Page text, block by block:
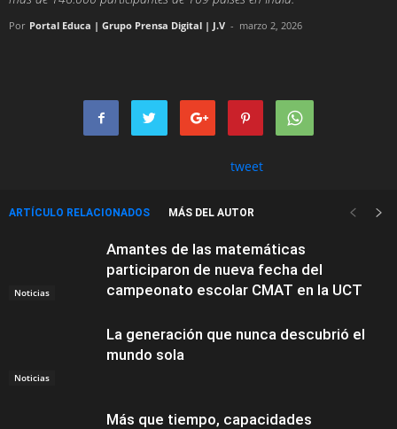
Por Portal Educa | Grupo Prensa Digital | J.V - marzo 2, 2026
tweet
ARTÍCULO RELACIONADOS MÁS DEL AUTOR
Noticias
Amantes de las matemáticas
participaron de nueva fecha del
campeonato escolar CMAT en la UCT
Noticias
La generación que nunca descubrió el
mundo sola
Más que tiempo, capacidades